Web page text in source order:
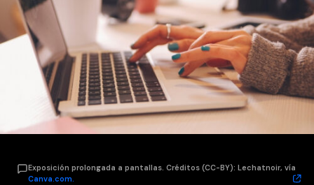
Exposición prolongada a pantallas. Créditos (CC-BY): Lechatnoir, vía
Canva.com.